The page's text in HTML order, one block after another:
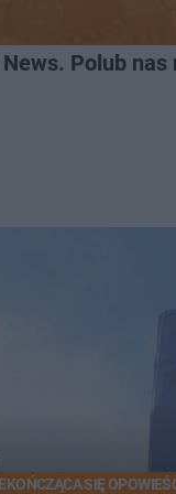
News. Polub nas
SIĘ